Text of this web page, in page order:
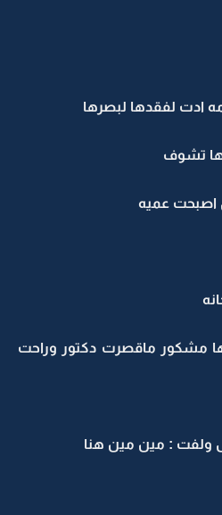
ادت لفقدها لبصرها
تشوف
اصبحت عميه
مشكور ماقصرت دكتور وراحت
: مين مين هنا